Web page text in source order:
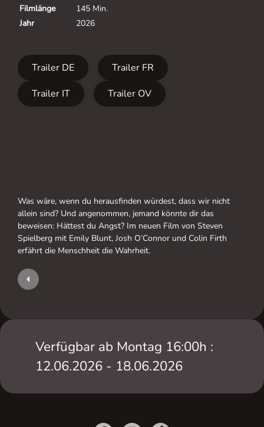
Filmlänge
145 Min.
Jahr
2026
Trailer DE
Trailer FR
Trailer IT
Trailer OV
Was wäre, wenn du herausfinden würdest, dass wir nicht
allein sind? Und angenommen, jemand könnte dir das
beweisen: Hättest du Angst? Im neuen Film von Steven
Spielberg mit Emily Blunt, Josh O’Connor und Colin Firth
erfährt die Menschheit die Wahrheit.
Verfügbar ab Montag 16:00h :
12.06.2026 - 18.06.2026